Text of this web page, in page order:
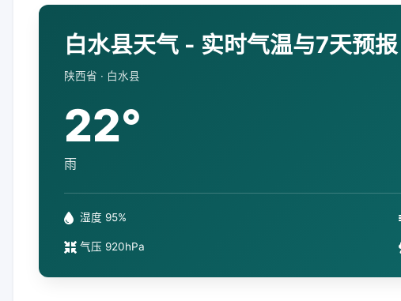
白水县天气 - 实时气温与7天预报
陕西省 · 白水县
22°
雨
湿度 95%
气压 920hPa